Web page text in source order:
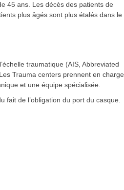
45 ans. Les décès des patients de
plus âgés sont plus étalés dans le
traumatique (AIS, Abbreviated
Trauma centers prennent en charge
et une équipe spécialisée.
fait de l’obligation du port du casque.